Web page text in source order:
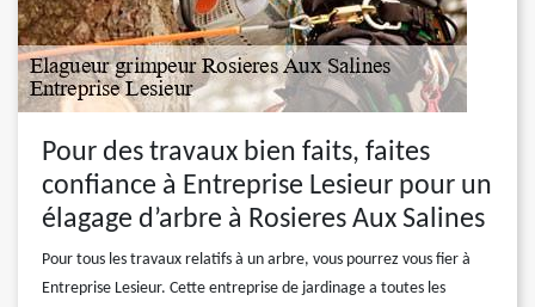
Pour des travaux bien faits, faites
confiance à Entreprise Lesieur pour un
élagage d’arbre à Rosieres Aux Salines
Pour tous les travaux relatifs à un arbre, vous pourrez vous fier à
Entreprise Lesieur. Cette entreprise de jardinage a toutes les